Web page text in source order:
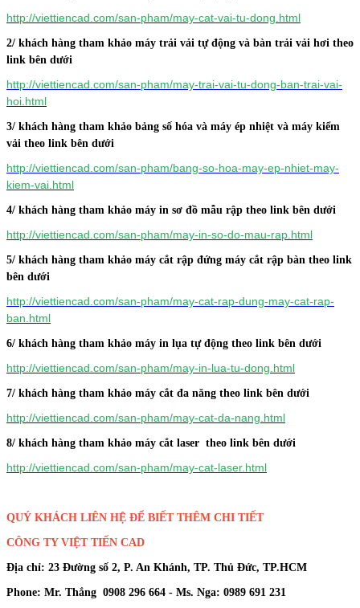
http://viettiencad.com/san-pham/may-cat-vai-tu-dong.html
2/ khách hàng tham khảo máy trải vải tự động và bàn trải vải hơi theo
link bên dưới
http://viettiencad.com/san-pham/may-trai-vai-tu-dong-ban-trai-vai-
hoi.html
3/ khách hàng tham khảo bảng số hóa và máy ép nhiệt và máy kiểm
vải theo link bên dưới
http://viettiencad.com/san-pham/bang-so-hoa-may-ep-nhiet-may-
kiem-vai.html
4/ khách hàng tham khảo máy in sơ đồ mẫu rập theo link bên dưới
http://viettiencad.com/san-pham/may-in-so-do-mau-rap.html
5/ khách hàng tham khảo máy cắt rập đứng máy cắt rập bàn theo link
bên dưới
http://viettiencad.com/san-pham/may-cat-rap-dung-may-cat-rap-
ban.html
6/ khách hàng tham khảo máy in lụa tự động theo link bên dưới
http://viettiencad.com/san-pham/may-in-lua-tu-dong.html
7/ khách hàng tham khảo máy cắt đa năng theo link bên dưới
http://viettiencad.com/san-pham/may-cat-da-nang.html
8/ khách hàng tham khảo máy cắt laser theo link bên dưới
http://viettiencad.com/san-pham/may-cat-laser.html
QUÝ KHÁCH LIÊN HỆ ĐỂ BIẾT THÊM CHI TIẾT
CÔNG TY VIỆT TIẾN CAD
Địa chỉ: 23 Đường số 2, P. An Khánh, TP. Thủ Đức, TP.HCM
Phone: Mr. Thắng 0908 296 664 - Ms. Nga: 0989 691 231